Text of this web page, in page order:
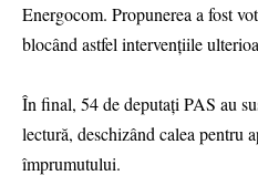
Energocom. Propunerea a fost
blocând astfel intervențiile
În final, 54 de deputați PAS au
lectură, deschizând calea pentru
împrumutului.